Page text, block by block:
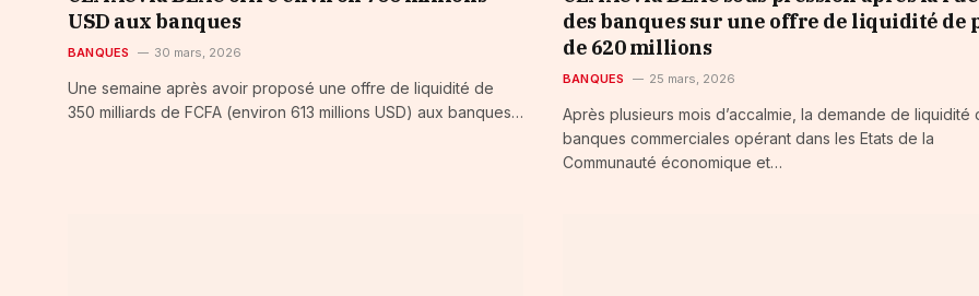
USD aux banques
BANQUES 30 mars, 2026
Une semaine après avoir proposé une offre de liquidité de
350 milliards de FCFA (environ 613 millions USD) aux banques…
des banques sur une offre de liquidité de
de 620 millions
BANQUES 25 mars, 2026
Après plusieurs mois d’accalmie, la demande de liquidité
banques commerciales opérant dans les Etats de la
Communauté économique et…